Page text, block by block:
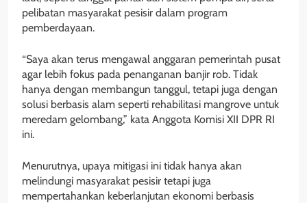
pelibatan masyarakat pesisir dalam program
pemberdayaan.
“Saya akan terus mengawal anggaran pemerintah pusat
agar lebih fokus pada penanganan banjir rob. Tidak
hanya dengan membangun tanggul, tetapi juga dengan
solusi berbasis alam seperti rehabilitasi mangrove untuk
meredam gelombang,” kata Anggota Komisi XII DPR RI
ini.
Menurutnya, upaya mitigasi ini tidak hanya akan
melindungi masyarakat pesisir tetapi juga
mempertahankan keberlanjutan ekonomi berbasis